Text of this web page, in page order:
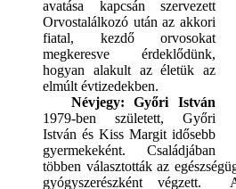
avatása kapcsán szervezett
Orvostalálkozó után az akkori
fiatal, kezdő orvosokat
megkeresve érdeklődünk,
hogyan alakult az életük az
elmúlt évtizedekben.
Névjegy:
Győri István
1979-ben született, Győri
István és Kiss Margit idősebb
gyermekeként. Családjában
többen választották az
gyógyszerészként végzett.